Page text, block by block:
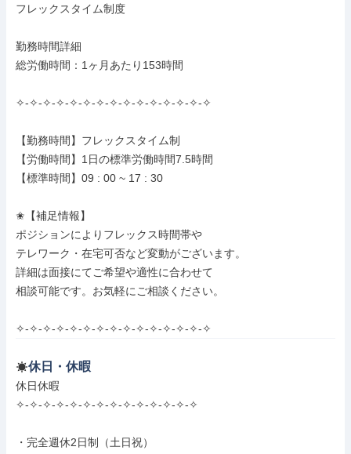
フレックスタイム制度
勤務時間詳細
総労働時間：1ヶ月あたり153時間
✧-✧-✧-✧-✧-✧-✧-✧-✧-✧-✧-✧-✧-✧-✧
【勤務時間】フレックスタイム制
【労働時間】1日の標準労働時間7.5時間
【標準時間】09 : 00 ~ 17 : 30
✬【補足情報】
ポジションによりフレックス時間帯や
テレワーク・在宅可否など変動がございます。
詳細は面接にてご希望や適性に合わせて
相談可能です。お気軽にご相談ください。
✧-✧-✧-✧-✧-✧-✧-✧-✧-✧-✧-✧-✧-✧-✧
休日・休暇
休日休暇
✧-✧-✧-✧-✧-✧-✧-✧-✧-✧-✧-✧-✧-✧
・完全週休2日制（土日祝）